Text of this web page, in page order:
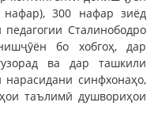
300 нафар зиёд
Сталинободро
бо хобгоҳ, дар
ва дар ташкили
синфхонаҳо,
таълимӣ душвориҳои